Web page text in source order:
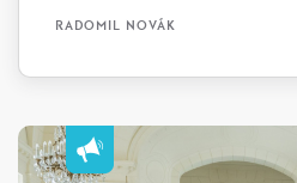
RADOMIL NOVÁK